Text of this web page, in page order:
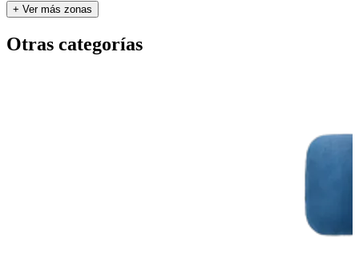
+ Ver más zonas
Otras categorías